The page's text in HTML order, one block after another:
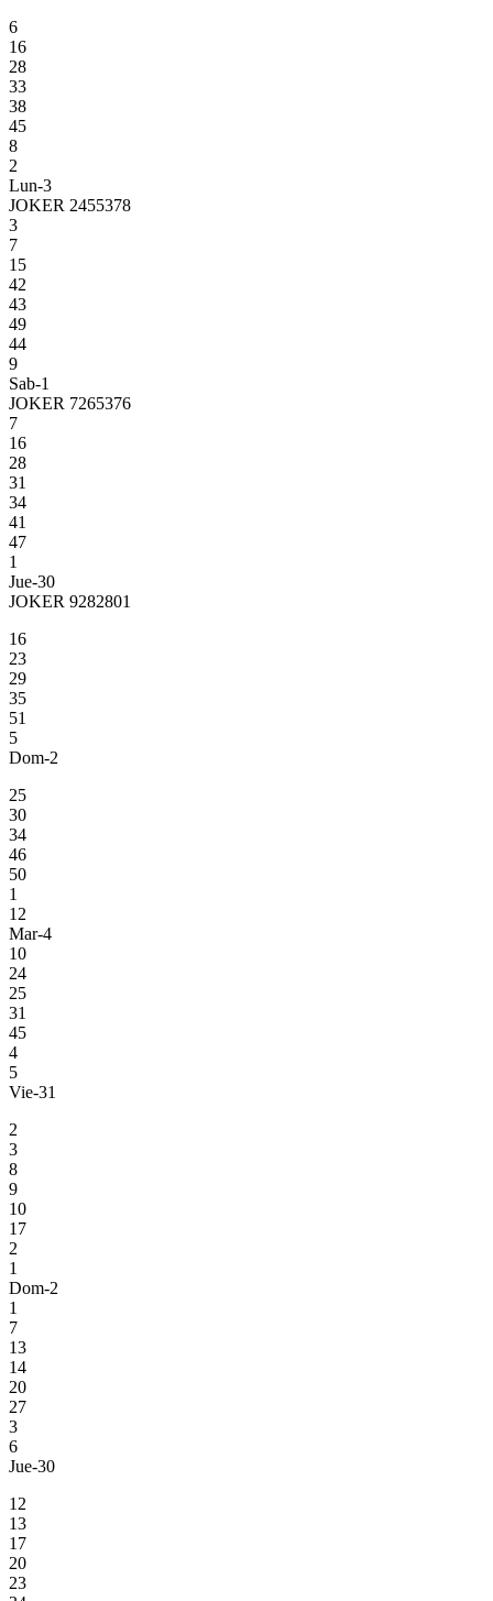
6
16
28
33
38
45
8
2
Lun-3
JOKER 2455378
3
7
15
42
43
49
44
9
Sab-1
JOKER 7265376
7
16
28
31
34
41
47
1
Jue-30
JOKER 9282801
16
23
29
35
51
5
Dom-2
25
30
34
46
50
1
12
Mar-4
10
24
25
31
45
4
5
Vie-31
2
3
8
9
10
17
2
1
Dom-2
1
7
13
14
20
27
3
6
Jue-30
12
13
17
20
23